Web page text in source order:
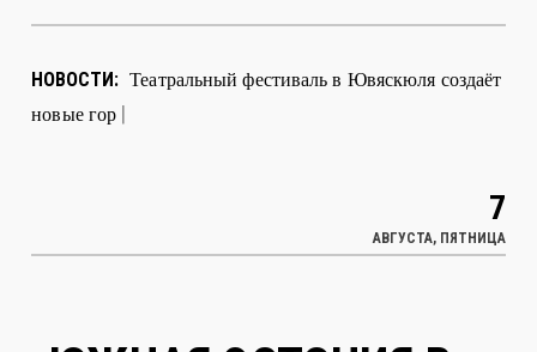
НОВОСТИ: В Хельсинки открылась выстав|
АВГУСТА, ПЯТНИЦА